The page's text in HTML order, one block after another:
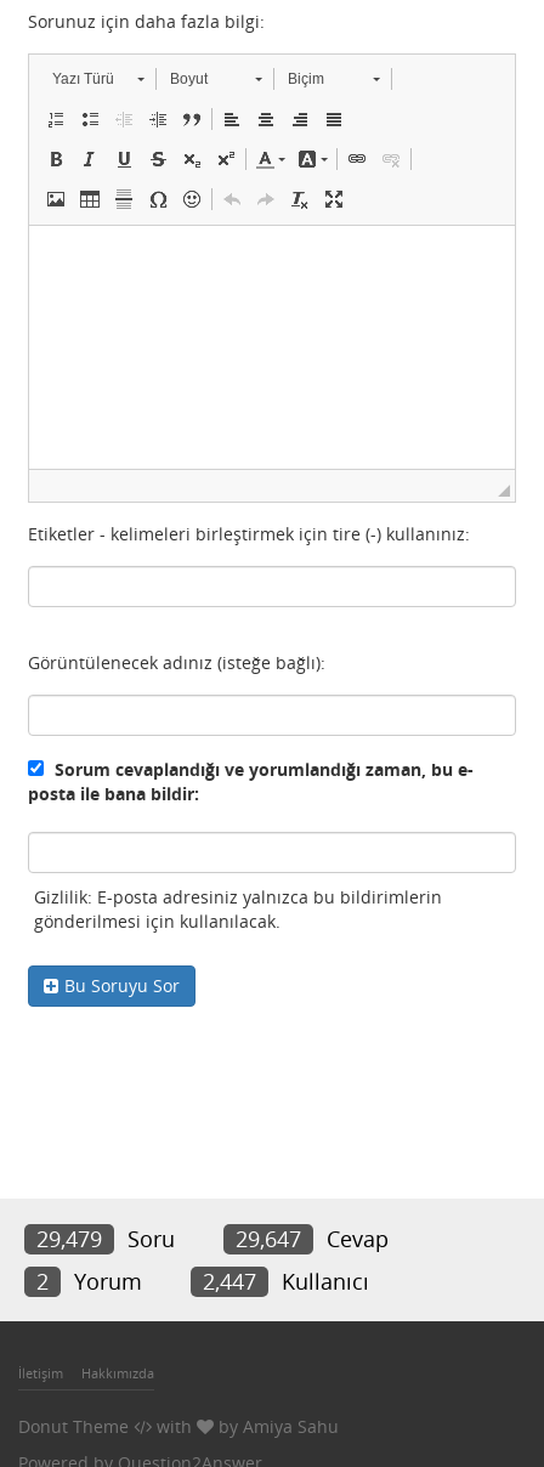
Sorunuz için daha fazla bilgi:
Yazı Türü Boyut Biçim
Etiketler - kelimeleri birleştirmek için tire (-) kullanınız:
Görüntülenecek adınız (isteğe bağlı):
Sorum cevaplandığı ve yorumlandığı zaman, bu e-
posta ile bana bildir:
Gizlilik: E-posta adresiniz yalnızca bu bildirimlerin
gönderilmesi için kullanılacak.
Bu Soruyu Sor
29,479 Soru 29,647
Cevap
2
Yorum 2,447 Kullanıcı
İletişim Hakkımızda
Donut Theme with by Amiya Sahu